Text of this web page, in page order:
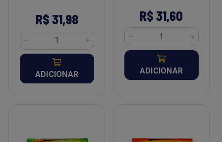
R$ 31,98
ADICIONAR
R$ 31,60
ADICIONAR